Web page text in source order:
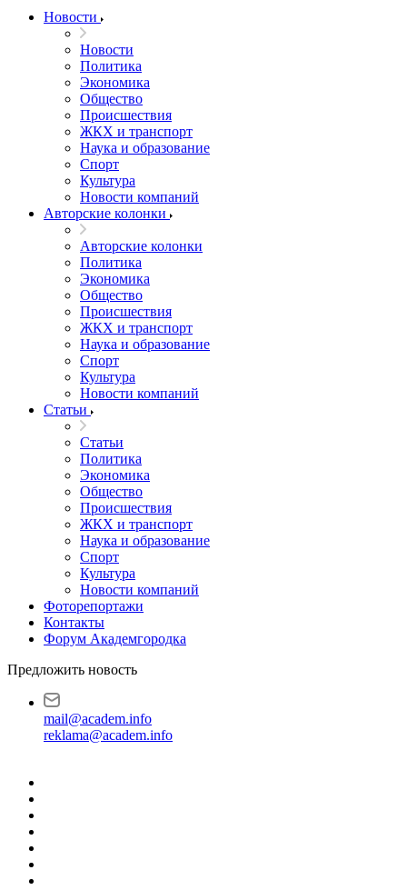
Новости
Новости
Политика
Экономика
Общество
Происшествия
ЖКХ и транспорт
Наука и образование
Спорт
Культура
Новости компаний
Авторские колонки
Авторские колонки
Политика
Экономика
Общество
Происшествия
ЖКХ и транспорт
Наука и образование
Спорт
Культура
Новости компаний
Статьи
Статьи
Политика
Экономика
Общество
Происшествия
ЖКХ и транспорт
Наука и образование
Спорт
Культура
Новости компаний
Фоторепортажи
Контакты
Форум Академгородка
Предложить новость
mail@academ.info
reklama@academ.info